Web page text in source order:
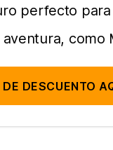
para visitar
viaje
experiencias
perfecto
como
DE DESCUENTO